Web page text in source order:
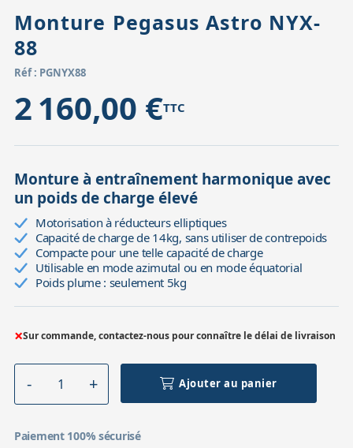
Monture Pegasus Astro NYX-
88
Réf : PGNYX88
2 160,00 €TTC
Monture à entraînement harmonique avec
un poids de charge élevé
Motorisation à réducteurs elliptiques
Capacité de charge de 14kg, sans utiliser de contrepoids
Compacte pour une telle capacité de charge
Utilisable en mode azimutal ou en mode équatorial
Poids plume : seulement 5kg
×Sur commande, contactez-nous pour connaître le délai de livraison
Ajouter au panier
Paiement 100% sécurisé